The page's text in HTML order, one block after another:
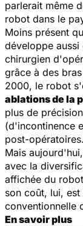
parlerait même
robot dans le
Moins présent
développe aussi
chirurgien
grâce à des
2000, le robot
ablations de la
plus de
(d'incontinence
post-opératoires.
Mais
avec la
affichée du
son coût, lui,
conventionnelle
En savoir plus